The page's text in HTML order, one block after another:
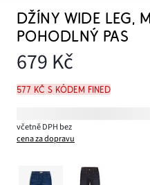
DŽÍNY WIDE LEG,
POHODLNÝ PAS
679 Kč
577 Kč s kódem FINED
včetně DPH bez
cena za dopravu